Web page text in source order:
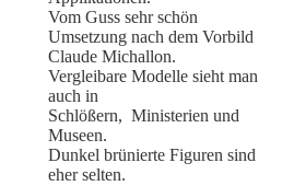
Vom Guss sehr schön
Umsetzung nach dem Vorbild
Claude Michallon.
Vergleibare Modelle sieht man
auch in
Schlößern, Ministerien und
Museen.
Dunkel brünierte Figuren sind
eher selten.